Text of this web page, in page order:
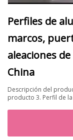
Perfiles de
marcos,
aleaciones
China
Descripción del
producto 3. Perfil de